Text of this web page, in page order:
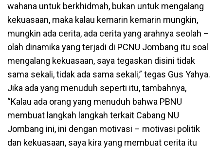
wahana untuk berkhidmah, bukan untuk mengalang
kekuasaan, maka kalau kemarin kemarin mungkin,
mungkin ada cerita, ada cerita yang arahnya seolah –
olah dinamika yang terjadi di PCNU Jombang itu soal
mengalang kekuasaan, saya tegaskan disini tidak
sama sekali, tidak ada sama sekali,” tegas Gus Yahya.
Jika ada yang menuduh seperti itu, tambahnya,
“Kalau ada orang yang menuduh bahwa PBNU
membuat langkah langkah terkait Cabang NU
Jombang ini, ini dengan motivasi – motivasi politik
dan kekuasaan, saya kira yang membuat cerita itu